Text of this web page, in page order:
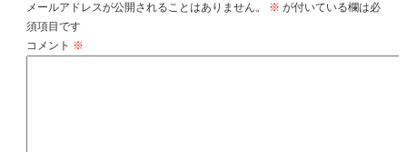
メールアドレスが公開されることはありません。 ※ が付いている欄は必
須項目です
コメント ※